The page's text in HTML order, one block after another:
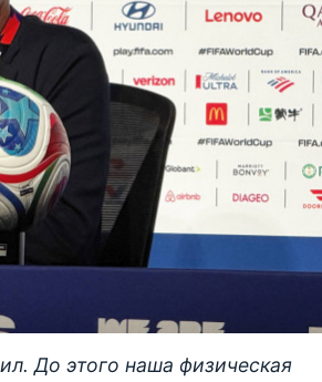
До этого наша физическая